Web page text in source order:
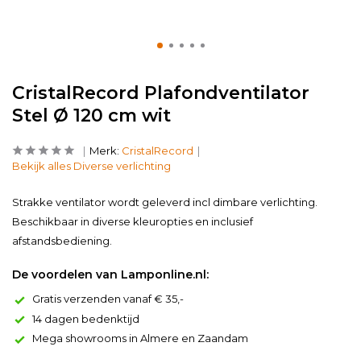
CristalRecord Plafondventilator
Stel Ø 120 cm wit
Merk: CristalRecord
Bekijk alles Diverse verlichting
Strakke ventilator wordt geleverd incl dimbare verlichting.
Beschikbaar in diverse kleuropties en inclusief
afstandsbediening.
De voordelen van Lamponline.nl:
Gratis verzenden vanaf € 35,-
14 dagen bedenktijd
Mega showrooms in Almere en Zaandam